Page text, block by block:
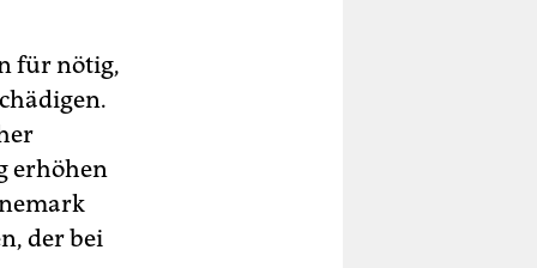
für nötig,
erhöhen
der bei